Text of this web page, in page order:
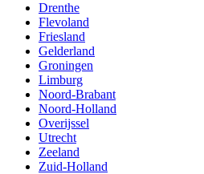
Drenthe
Flevoland
Friesland
Gelderland
Groningen
Limburg
Noord-Brabant
Noord-Holland
Overijssel
Utrecht
Zeeland
Zuid-Holland